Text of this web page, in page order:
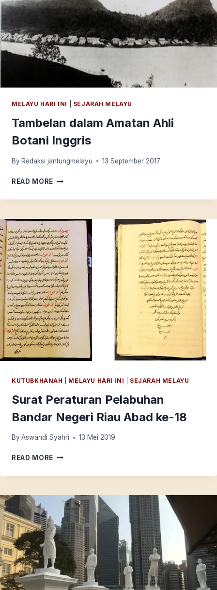
MELAYU HARI INI SEJARAH MELAYU
Tambelan dalam Amatan Ahli
Botani Inggris
By Redaksi jantungmelayu 13 September 2017
READ MORE TAMBELAN
AMATAN
BOTANI
INGGRIS
KUTUBKHANAH MELAYU HARI INI SEJARAH MELAYU
Surat Peraturan Pelabuhan
Bandar Negeri Riau Abad ke-18
By Aswandi Syahri 13 Mei 2019
READ MORE SURAT
PELABUHAN
NEGERI
RIAU
ABAD
KE-
18